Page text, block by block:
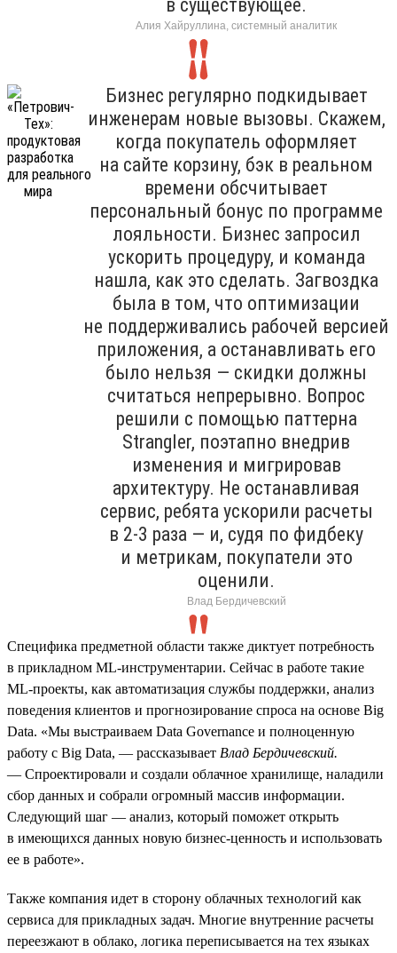
в существующее.
Алия Хайруллина, системный аналитик
Бизнес регулярно подкидывает
инженерам новые вызовы. Скажем,
когда покупатель оформляет
на сайте корзину, бэк в реальном
времени обсчитывает
персональный бонус по программе
лояльности. Бизнес запросил
ускорить процедуру, и команда
нашла, как это сделать. Загвоздка
была в том, что оптимизации
не поддерживались рабочей версией
приложения, а останавливать его
было нельзя — скидки должны
считаться непрерывно. Вопрос
решили с помощью паттерна
Strangler, поэтапно внедрив
изменения и мигрировав
архитектуру. Не останавливая
сервис, ребята ускорили расчеты
в 2‑3 раза — и, судя по фидбеку
и метрикам, покупатели это
оценили.
Влад Бердичевский
Специфика предметной области также диктует потребность
в прикладном ML‑инструментарии. Сейчас в работе такие
ML‑проекты, как автоматизация службы поддержки, анализ
поведения клиентов и прогнозирование спроса на основе Big
Data. «Мы выстраиваем Data Governance и полноценную
работу с Big Data, — рассказывает Влад Бердичевский.
— Спроектировали и создали облачное хранилище, наладили
сбор данных и собрали огромный массив информации.
Следующий шаг — анализ, который поможет открыть
в имеющихся данных новую бизнес-ценность и использовать
ее в работе».
Также компания идет в сторону облачных технологий как
сервиса для прикладных задач. Многие внутренние расчеты
переезжают в облако, логика переписывается на тех языках